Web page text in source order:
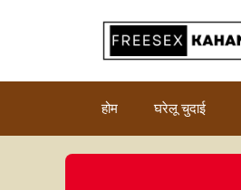
होम घरेलू चुदाई